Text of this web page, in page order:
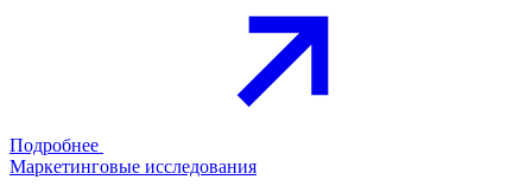
Подробнее
Маркетинговые исследования